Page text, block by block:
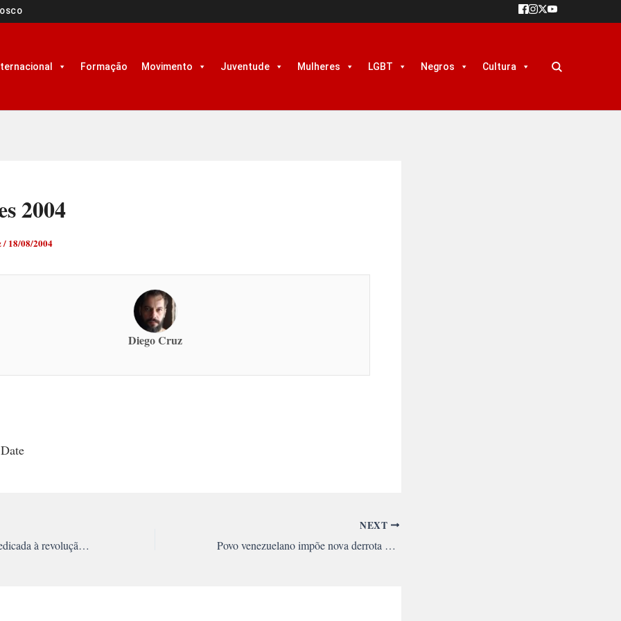
Formação Movimento Juventude Mulheres LGBT Negros Cultura
2004
/ 18/08/2004
Diego Cruz
Trotsky: uma vida dedicada à revolução socialista
NEXT
Povo venezuelano impõe nova derrota ao imperialismo